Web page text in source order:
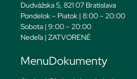
Dudvážska 5, 821 07 Bratislava
Pondelok – Piatok | 8:00 – 20:00
Sobota | 9:00 – 20:00
Nedeľa | ZATVORENÉ
MenuDokumenty